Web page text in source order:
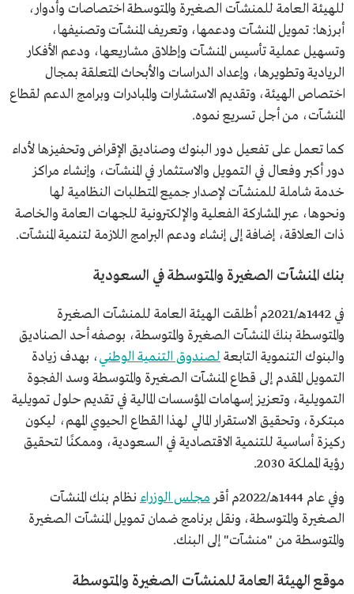
للهيئة العامة للمنشآت الصغيرة والمتوسطة اختصاصات وأدوار،
أبرزها: تمويل المنشآت ودعمها، وتعريف المنشآت وتصنيفها،
وتسهيل عملية تأسيس المنشآت وإطلاق مشاريعها، ودعم الأفكار
الريادية وتطويرها، وإعداد الدراسات والأبحاث المتعلقة بمجال
اختصاص الهيئة، وتقديم الاستشارات والمبادرات وبرامج الدعم لقطاع
المنشآت، من أجل تسريع نموه.
كما تعمل على تفعيل دور البنوك وصناديق الإقراض وتحفيزها لأداء
دور أكبر وفعال في التمويل والاستثمار في المنشآت، وإنشاء مراكز
خدمة شاملة للمنشآت لإصدار جميع المتطلبات النظامية لها
ونحوها، عبر المشاركة الفعلية والإلكترونية للجهات العامة والخاصة
ذات العلاقة، إضافة إلى إنشاء ودعم البرامج اللازمة لتنمية المنشآت.
بنك المنشآت الصغيرة والمتوسطة في السعودية
في 1442هـ/2021م أطلقت الهيئة العامة للمنشآت الصغيرة
والمتوسطة بنكَ المنشآت الصغيرة والمتوسطة، بوصفه أحد الصناديق
والبنوك التنموية التابعة لصندوق التنمية الوطني، بهدف زيادة
التمويل المقدم إلى قطاع المنشآت الصغيرة والمتوسطة وسد الفجوة
التمويلية، وتعزيز إسهامات المؤسسات المالية في تقديم حلول تمويلية
مبتكرة، وتحقيق الاستقرار المالي لهذا القطاع الحيوي المهم، ليكون
ركيزة أساسية للتنمية الاقتصادية في السعودية، وممكنًا لتحقيق
رؤية المملكة 2030.
وفي عام 1444هـ/2022م أقر مجلس الوزراء نظام بنك المنشآت
الصغيرة والمتوسطة، ونقل برنامج ضمان تمويل المنشآت الصغيرة
والمتوسطة من "منشآت" إلى البنك.
موقع الهيئة العامة للمنشآت الصغيرة والمتوسطة